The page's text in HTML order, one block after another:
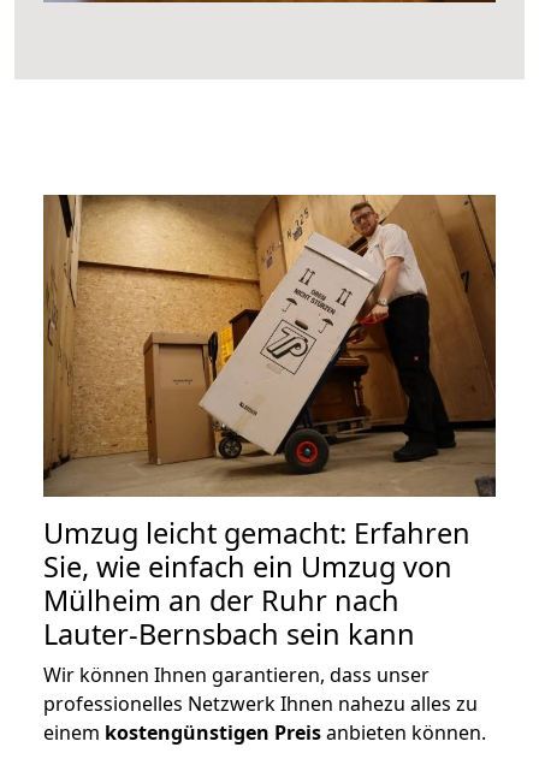
Umzug leicht gemacht: Erfahren
Sie, wie einfach ein Umzug von
Mülheim an der Ruhr nach
Lauter-Bernsbach sein kann
Wir können Ihnen garantieren, dass unser
professionelles Netzwerk Ihnen nahezu alles zu
einem kostengünstigen Preisanbieten können.